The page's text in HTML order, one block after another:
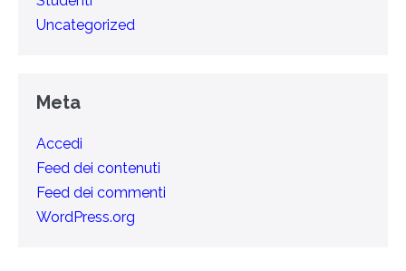
Uncategorized
Meta
Accedi
Feed dei contenuti
Feed dei commenti
WordPress.org